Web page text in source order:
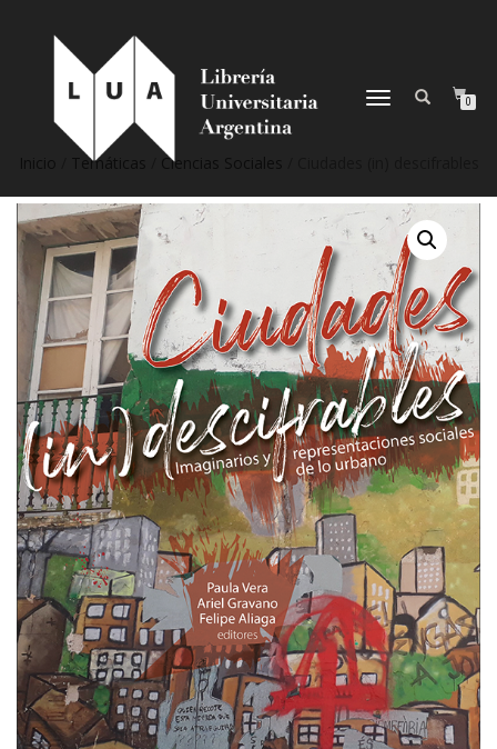
NAVEGACIÓN
0
Temáticas Ciencias Sociales